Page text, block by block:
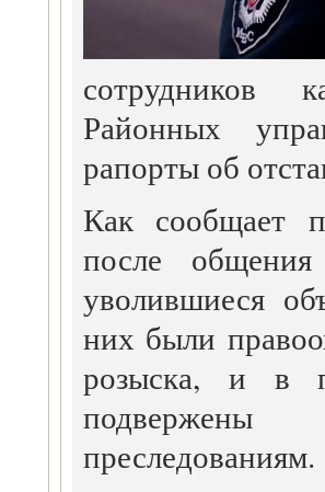
сотрудников
Районных
рапорты об
Как сообщает
после общения
уволившиеся
них были
розыска, и в